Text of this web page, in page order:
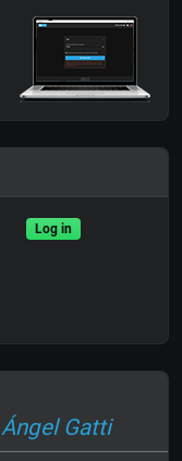
Log in
Ángel Gatti